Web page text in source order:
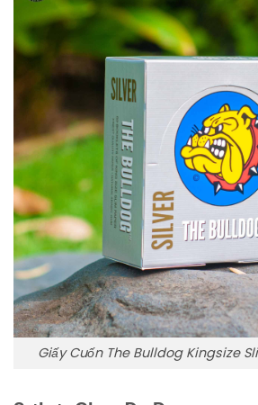
Giấy Cuốn The Bulldog Kingsize